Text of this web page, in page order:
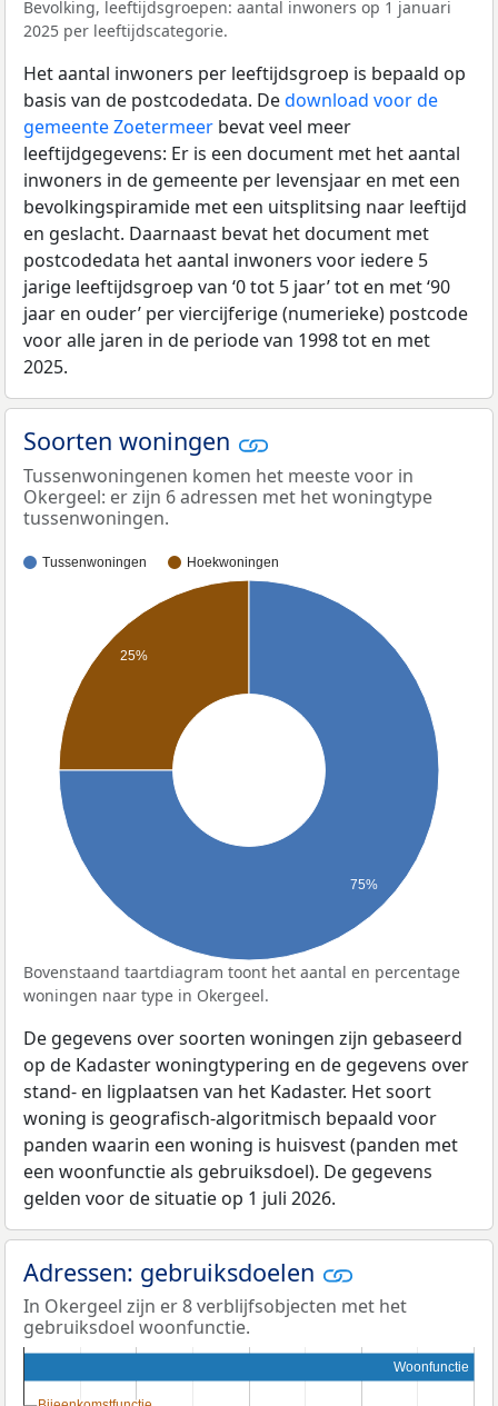
Bevolking, leeftijdsgroepen: aantal inwoners op 1 januari
2025 per leeftijdscategorie.
Het aantal inwoners per leeftijdsgroep is bepaald op
basis van de postcodedata. Dedownload voor de
gemeente Zoetermeer bevat veel meer
leeftijdgegevens: Er is een document met het aantal
inwoners in de gemeente per levensjaar en met een
bevolkingspiramide met een uitsplitsing naar leeftijd
en geslacht. Daarnaast bevat het document met
postcodedata het aantal inwoners voor iedere 5
jarige leeftijdsgroep van ‘0 tot 5 jaar’ tot en met ‘90
jaar en ouder’ per viercijferige (numerieke) postcode
voor alle jaren in de periode van 1998 tot en met
2025.
Soorten woningen
Tussenwoningenen komen het meeste voor in
Okergeel: er zijn 6 adressen met het woningtype
tussenwoningen.
Tussenwoningen Hoekwoningen
25%
75%
Bovenstaand taartdiagram toont het aantal en percentage
woningen naar type in Okergeel.
De gegevens over soorten woningen zijn gebaseerd
op de Kadaster woningtypering en de gegevens over
stand- en ligplaatsen van het Kadaster. Het soort
woning is geografisch-algoritmisch bepaald voor
panden waarin een woning is huisvest (panden met
een woonfunctie als gebruiksdoel). De gegevens
gelden voor de situatie op 1 juli 2026.
Adressen: gebruiksdoelen
In Okergeel zijn er 8 verblijfsobjecten met het
gebruiksdoel woonfunctie.
Woonfunctie